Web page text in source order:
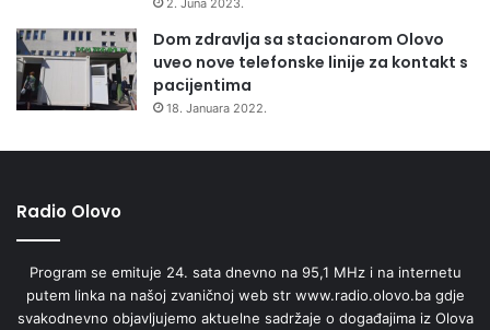
Dom zdravlja sa stacionarom Olovo
uveo nove telefonske linije za kontakt s
pacijentima
18. Januara 2022.
Radio Olovo
Program se emituje 24. sata dnevno na 95,1 MHz i na internetu
putem linka na našoj zvaničnoj web str www.radio.olovo.ba gdje
svakodnevno objavljujemo aktuelne sadržaje o događajima iz Olova